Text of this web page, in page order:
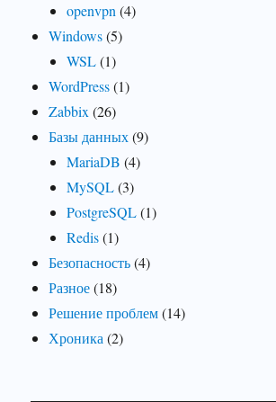
openvpn (4)
Windows(5)
WSL(1)
WordPress(1)
Zabbix (26)
Базы данных(9)
MariaDB (4)
MySQL(3)
PostgreSQL(1)
Redis(1)
Безопасность(4)
Разное(18)
Решение проблем(14)
Хроника (2)